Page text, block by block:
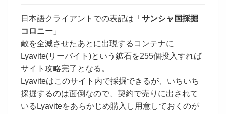
日本語クライアントでの表記は「 サンシャ国採掘
コロニー 」
敵を全滅させたあとに出現するコンテナに
Lyavite(リーバイト)という鉱石を255個投入すれば
サイト攻略完了となる。
Lyaviteはこのサイト内で採掘できるが、いちいち
採掘するのは面倒なので、契約で売りに出されて
いるLyaviteをあらかじめ購入し用意しておくのが